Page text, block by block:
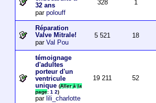
32 ans
par polouff
328 1
Réparation
Valve Mitrale!
par Val Pou
5 521 18
témoignage
d'adultes
porteur d'un
ventricule
unique (Aller à la
page: 1 2)
par lili_charlotte
19 211 52